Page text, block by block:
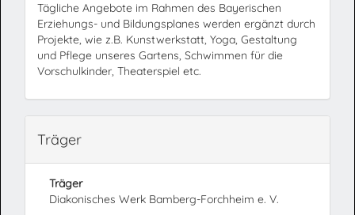
Tägliche Angebote im Rahmen des Bayerischen
Erziehungs- und Bildungsplanes werden ergänzt durch
Projekte, wie z.B. Kunstwerkstatt, Yoga, Gestaltung
und Pflege unseres Gartens, Schwimmen für die
Vorschulkinder, Theaterspiel etc.
Träger
Träger
Diakonisches Werk Bamberg-Forchheim e. V.